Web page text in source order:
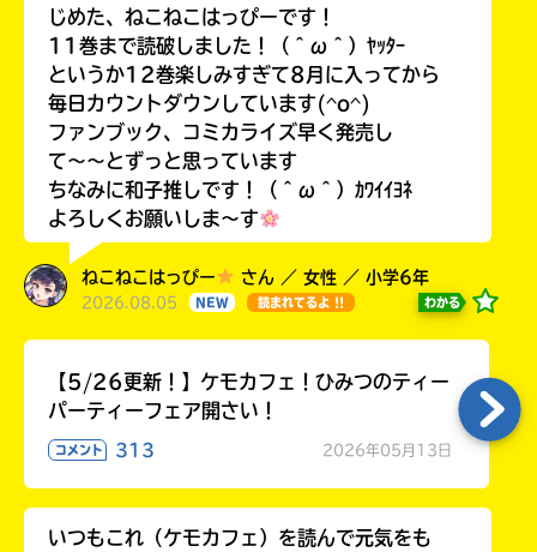
じめた、ねこねこはっぴーです！
11巻まで読破しました！（＾ω＾）ﾔｯﾀｰ
というか12巻楽しみすぎて8月に入ってから
毎日カウントダウンしています(^o^)
ファンブック、コミカライズ早く発売し
て〜〜とずっと思っています
ちなみに和子推しです！（＾ω＾）ｶﾜｲｲﾖﾈ
よろしくお願いしま〜す
ねこねこはっぴー さん ／ 女性 ／ 小学6年
2026.08.05 NEW 読まれてるよ !! わかる
【5/26更新！】ケモカフェ！ひみつのティー
パーティーフェア開さい！
コメント 313 2026年05月13日
いつもこれ（ケモカフェ）を読んで元気をも